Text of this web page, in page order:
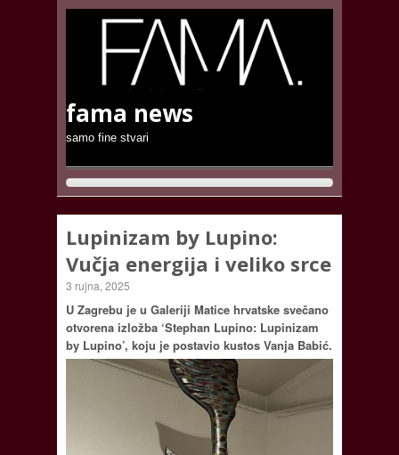
fama news
samo fine stvari
Lupinizam by Lupino:
Vučja energija i veliko srce
3 rujna, 2025
U Zagrebu je u Galeriji Matice hrvatske svečano
otvorena izložba ‘Stephan Lupino: Lupinizam
by Lupino’, koju je postavio kustos Vanja Babić.